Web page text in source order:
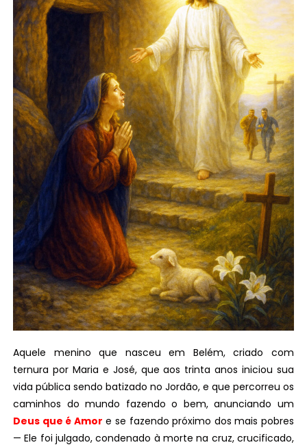
Aquele menino que nasceu em Belém, criado com
ternura por Maria e José, que aos trinta anos iniciou sua
vida pública sendo batizado no Jordão, e que percorreu os
caminhos do mundo fazendo o bem, anunciando um
Deus que é Amor e se fazendo próximo dos mais pobres
— Ele foi julgado, condenado à morte na cruz, crucificado,